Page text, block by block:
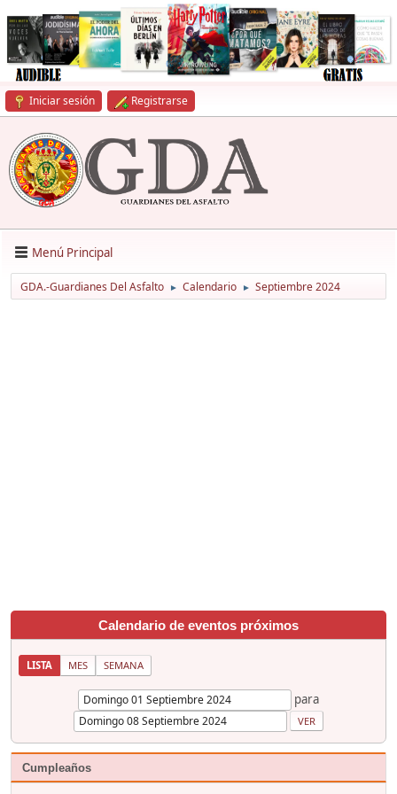
Iniciar sesión Registrarse
Menú Principal
GDA.-Guardianes Del Asfalto ► Calendario ► Septiembre 2024
Calendario de eventos próximos
LISTA MES SEMANA
para
Cumpleaños